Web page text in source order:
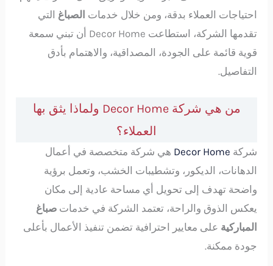
احتياجات العملاء بدقة، ومن خلال خدمات الصباغ التي
تقدمها الشركة، استطاعت Decor Home أن تبني سمعة
قوية قائمة على الجودة، المصداقية، والاهتمام بأدق
التفاصيل.
من هي شركة Decor Home ولماذا يثق بها
العملاء؟
شركة Decor Home هي شركة متخصصة في أعمال
الدهانات، الديكور، وتشطيبات الخشب، وتعمل برؤية
واضحة تهدف إلى تحويل أي مساحة عادية إلى مكان
يعكس الذوق والراحة، تعتمد الشركة في خدماتصباغ
المباركية على معايير احترافية تضمن تنفيذ الأعمال بأعلى
جودة ممكنة.